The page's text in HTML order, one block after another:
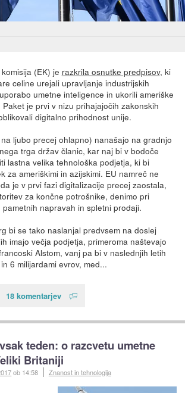
(EK) je razkrila osnutke predpisov, ki
celine urejali upravljanje industrijskih
umetne inteligence in ukorili ameriške
je prvi v nizu prihajajočih zakonskih
digitalno prihodnost unije.
ljubo precej ohlapno) nanašajo na gradnjo
trga držav članic, kar naj bi v bodoče
lastna velika tehnološka podjetja, ki bi
za ameriškimi in azijskimi. EU namreč ne
je v prvi fazi digitalizacije precej zaostala,
za končne potrošnike, denimo pri
napravah in spletni prodaji.
bi se tako naslanjal predvsem na doslej
imajo večja podjetja, primeroma naštevajo
Alstom, vanj pa bi v naslednjih letih
6 milijardami evrov, med...
18 komentarjev
teden: o razcvetu umetne
Britaniji
ob 14:58 Znanost in tehnologija